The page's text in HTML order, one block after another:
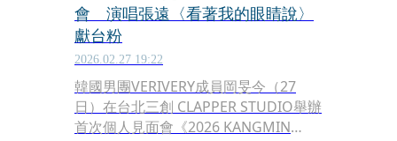
會 演唱張遠〈看著我的眼睛說〉
獻台粉
2026.02.27 19:22
韓國男團VERIVERY成員岡旻今（27
日）在台北三創 CLAPPER STUDIO舉辦
首次個人見面會《2026 KANGMIN